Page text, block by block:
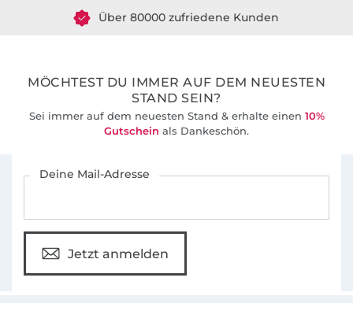
MÖCHTEST DU IMMER AUF DEM NEUESTEN
STAND SEIN?
Sei immer auf dem neuesten Stand & erhalte einen 10%
Gutschein als Dankeschön.
Deine Mail-Adresse
Jetzt anmelden